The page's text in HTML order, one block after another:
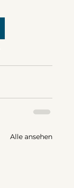
Alle ansehen